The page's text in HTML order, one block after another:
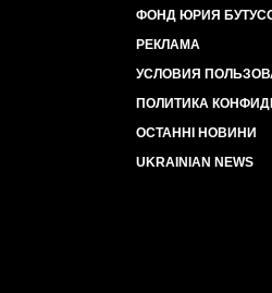
ФОНД ЮРИЯ
РЕКЛАМА
УСЛОВИЯ
ПОЛИТИКА
ОСТАННІ НОВИНИ
UKRAINIAN NEWS